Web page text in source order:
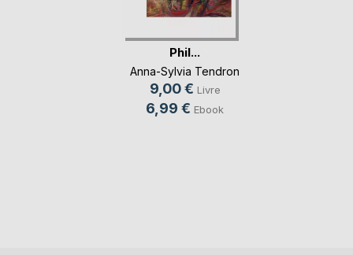
Phil...
Anna-Sylvia Tendron
9,00 € Livre
6,99 € Ebook